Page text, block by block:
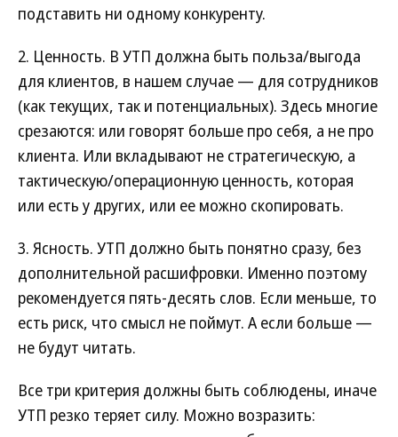
подставить ни одному конкуренту.
2. Ценность. В УТП должна быть польза/выгода
для клиентов, в нашем случае — для сотрудников
(как текущих, так и потенциальных). Здесь многие
срезаются: или говорят больше про себя, а не про
клиента. Или вкладывают не стратегическую, а
тактическую/операционную ценность, которая
или есть у других, или ее можно скопировать.
3. Ясность. УТП должно быть понятно сразу, без
дополнительной расшифровки. Именно поэтому
рекомендуется пять-десять слов. Если меньше, то
есть риск, что смысл не поймут. А если больше —
не будут читать.
Все три критерия должны быть соблюдены, иначе
УТП резко теряет силу. Можно возразить: